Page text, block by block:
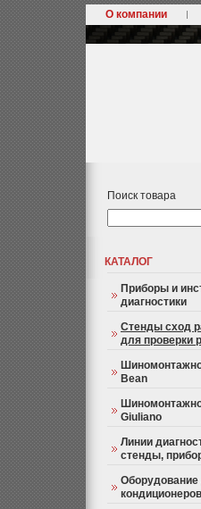
О компании
Поиск товара
КАТАЛОГ
Приборы и
диагностики
Стенды сход
для проверки
Bean
Giuliano
Линии
стенды,
Оборудование
кондиционеров